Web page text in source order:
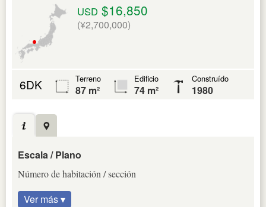
USD $16,850
(¥2,700,000)
6DK Terreno
87 m²
Edificio
74 m²
Construído
1980
Escala / Plano
Número de habitación / sección
Ver más ▾